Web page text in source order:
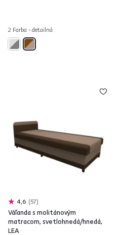
2 Farba - detailná
4,6 57
Váľanda s molitánovým
matracom, svetlohnedá/hnedá,
LEA